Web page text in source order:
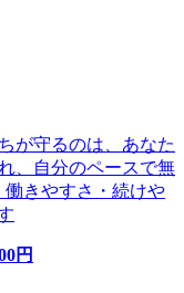
が守るのは、あなた
、自分のペースで無
きやすさ・続けや
円